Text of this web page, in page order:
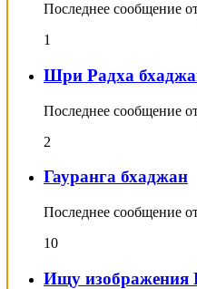
Последнее сообщение
1
Шри Радха
Последнее сообщение
2
Гауранга бхаджан
Последнее сообщение
10
Ищу